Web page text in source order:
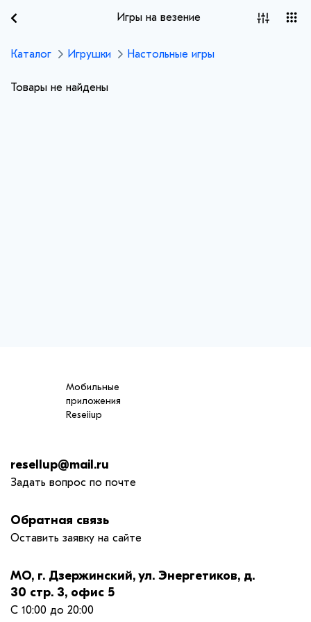
Игры на везение
Каталог Игрушки Настольные игры
Товары не найдены
Мобильные
приложения
Reseiiup
resellup@mail.ru
Задать вопрос по почте
Обратная связь
Оставить заявку на сайте
МО, г. Дзержинский, ул. Энергетиков, д.
30 стр. 3, офис 5
С 10:00 до 20:00